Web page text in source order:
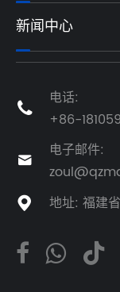
新闻中心

电话:
+86-

电子邮件:
 地址: 福建